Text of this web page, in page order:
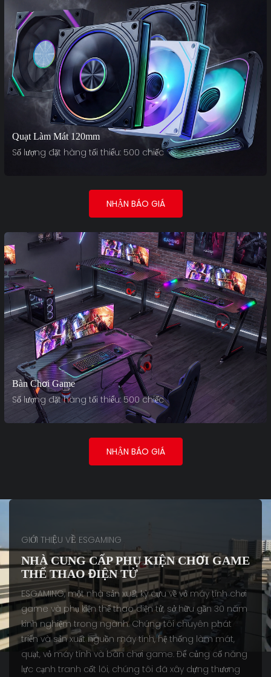
Quạt Làm Mát 120mm
Số lượng đặt hàng tối thiểu: 500 chiếc
NHẬN BÁO GIÁ
Bàn Chơi Game
Số lượng đặt hàng tối thiểu: 500 chiếc
NHẬN BÁO GIÁ
GIỚI THIỆU VỀ ESGAMING
NHÀ CUNG CẤP PHỤ KIỆN CHƠI GAME
THỂ THAO ĐIỆN TỬ
ESGAMING, một nhà sản xuất kỳ cựu về vỏ máy tính chơi
game và phụ kiện thể thao điện tử, sở hữu gần 30 năm
kinh nghiệm trong ngành. Chúng tôi chuyên phát
triển và sản xuất nguồn máy tính, hệ thống làm mát,
quạt, vỏ máy tính và bàn chơi game. Để củng cố năng
lực cạnh tranh cốt lõi, chúng tôi đã xây dựng thương